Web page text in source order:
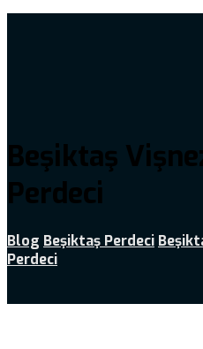
Beşiktaş
Perdeci
Blog Beşiktaş Perdeci
Perdeci